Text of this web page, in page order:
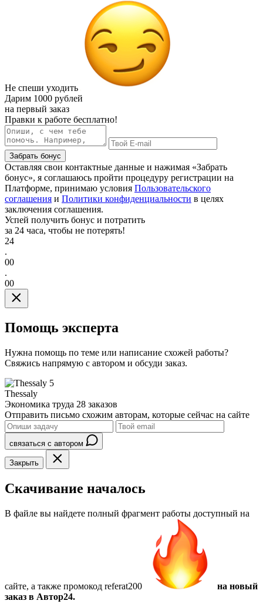
Не спеши уходить
Дарим 1000 рублей
на первый заказ
Правки к работе бесплатно!
Забрать бонус
Оставляя свои контактные данные и нажимая «Забрать
бонус», я соглашаюсь пройти процедуру регистрации на
Платформе, принимаю условия Пользовательского
соглашения и Политики конфиденциальности в целях
заключения соглашения.
Успей получить бонус и потратить
за 24 часа, чтобы не потерять!
24
.
00
.
00
Помощь эксперта
Нужна помощь по теме или написание схожей работы?
Свяжись напрямую с автором и обсуди заказ.
5
Thessaly
Экономика труда 28 заказов
Отправить письмо схожим авторам, которые сейчас на сайте
связаться с автором
Закрыть
Скачивание началось
В файле вы найдете полный фрагмент работы доступный на
сайте, а также промокод referat200
на новый
заказ в Автор24.